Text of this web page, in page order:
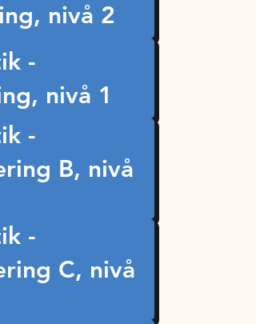
nivå 2
-
nivå 1
-
B, nivå
-
C, nivå